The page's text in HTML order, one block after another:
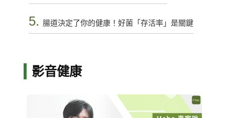
5. 腸道決定了你的健康！好菌「存活率」是關鍵
影音健康